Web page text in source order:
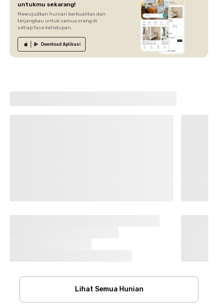
untukmu sekarang!
Mewujudkan hunian berkualitas dan
terjangkau untuk semua orang di
setiap fase kehidupan.
Download Aplikasi
Lihat Semua Hunian